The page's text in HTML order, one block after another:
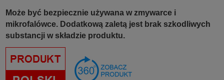
Może być bezpiecznie używana w zmywarce i
mikrofalówce. Dodatkową zaletą jest brak szkodliwych
substancji w składzie produktu.